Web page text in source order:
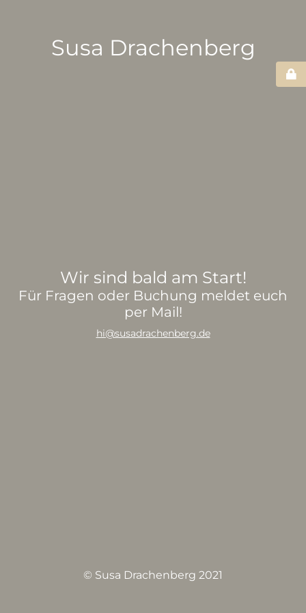
Susa Drachenberg
Wir sind bald am Start!
Für Fragen oder Buchung meldet euch
per Mail!
hi@susadrachenberg.de
© Susa Drachenberg 2021